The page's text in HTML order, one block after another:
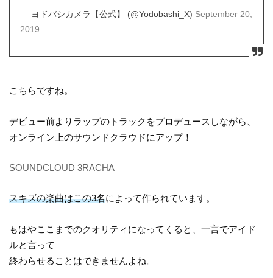
— ヨドバシカメラ【公式】 (@Yodobashi_X) September 20,
2019
こちらですね。
デビュー前よりラップのトラックをプロデュースしながら、
オンライン上のサウンドクラウドにアップ！
SOUNDCLOUD 3RACHA
スキズの楽曲はこの3名によって作られています。
もはやここまでのクオリティになってくると、一言でアイド
ルと言って
終わらせることはできませんよね。